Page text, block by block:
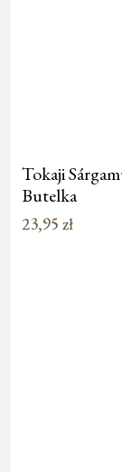
Tokaji
Butelka
23,95 zł